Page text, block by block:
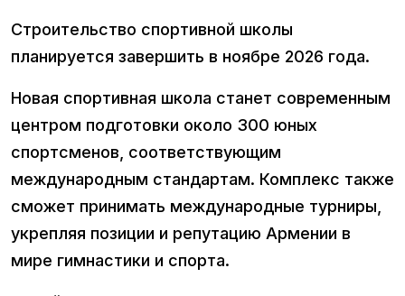
Строительство спортивной школы
планируется завершить в ноябре 2026 года.
Новая спортивная школа станет современным
центром подготовки около 300 юных
спортсменов, соответствующим
международным стандартам. Комплекс также
сможет принимать международные турниры,
укрепляя позиции и репутацию Армении в
мире гимнастики и спорта.